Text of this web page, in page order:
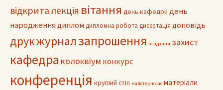
відкрита лекція вітання день кафедри день
народженнядиплом дипломна робота дисертація доповідь
друкжурналзапрошення засідання захист
кафедра колоквіум конкурс
конференція круглий стіл майстер-клас матеріали